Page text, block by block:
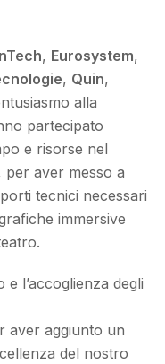
, Eurosystem,
, Quin,
alla
partecipato
e risorse nel
per aver messo a
tecnici necessari
immersive
l’accoglienza degli
aver aggiunto un
del nostro